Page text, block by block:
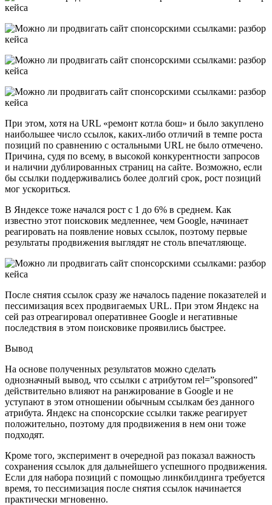
При этом, хотя на URL «ремонт котла бош» и было закуплено
наибольшее число ссылок, каких-либо отличий в темпе роста
позиций по сравнению с остальными URL не было отмечено.
Причина, судя по всему, в высокой конкурентности запросов
и наличии дублированных страниц на сайте. Возможно, если
бы ссылки поддерживались более долгий срок, рост позиций
мог ускориться.
В Яндексе тоже начался рост с 1 до 6% в среднем. Как
известно этот поисковик медленнее, чем Google, начинает
реагировать на появление новых ссылок, поэтому первые
результаты продвижения выглядят не столь впечатляюще.
После снятия ссылок сразу же началось падение показателей и
пессимизация всех продвигаемых URL. При этом Яндекс на
сей раз отреагировал оперативнее Google и негативные
последствия в этом поисковике проявились быстрее.
Вывод
На основе полученных результатов можно сделать
однозначный вывод, что ссылки с атрибутом rel=”sponsored”
действительно влияют на ранжирование в Google и не
уступают в этом отношении обычным ссылкам без данного
атрибута. Яндекс на спонсорские ссылки также реагирует
положительно, поэтому для продвижения в нем они тоже
подходят.
Кроме того, эксперимент в очередной раз показал важность
сохранения ссылок для дальнейшего успешного продвижения.
Если для набора позиций с помощью линкбилдинга требуется
время, то пессимизация после снятия ссылок начинается
практически мгновенно.